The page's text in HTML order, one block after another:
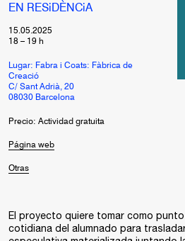
EN RESiDÈNCiA
15.05.2025
18 – 19 h
Lugar: Fabra i Coats: Fàbrica de
Creació
C/ Sant Adrià, 20
08030 Barcelona
Precio: Actividad gratuita
Página web
Otras
El proyecto quiere tomar como
cotidiana del alumnado para